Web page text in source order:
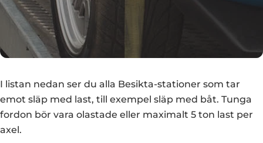
I listan nedan ser du alla Besikta-stationer som tar
emot släp med last, till exempel släp med båt. Tunga
fordon bör vara olastade eller maximalt 5 ton last per
axel.